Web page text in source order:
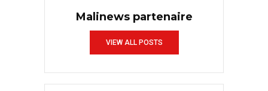
Malinews partenaire
VIEW ALL POSTS